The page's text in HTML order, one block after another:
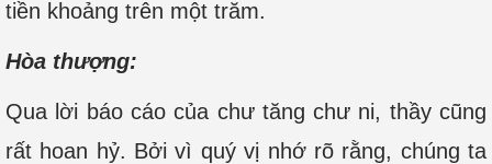
tiền khoảng trên một trăm.
Hòa thượng:
Qua lời báo cáo của chư tăng chư ni, thầy cũng
rất hoan hỷ. Bởi vì quý vị nhớ rõ rằng, chúng ta